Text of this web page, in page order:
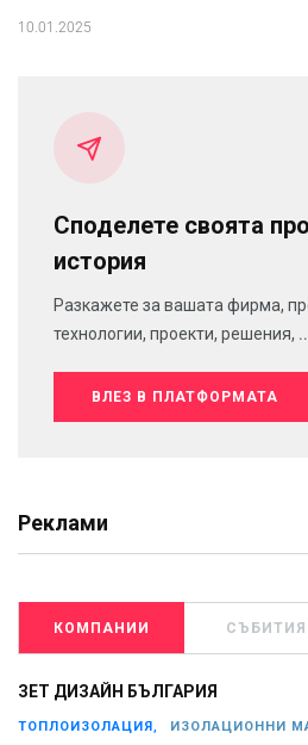
10.01.2025
Споделете своята
история
Разкажете за вашата фирма,
технологии, проекти, решения,
ВЛЕЗ В ПЛАТФОРМАТА
Реклами
КОМПАНИИ СЪБИТИЯ
ЗЕТ ДИЗАЙН БЪЛГАРИЯ
ТОПЛОИЗОЛАЦИЯ,
ИЗОЛАЦИОННИ